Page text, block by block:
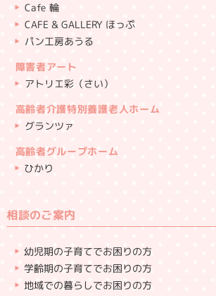
Cafe 輪
CAFE & GALLERY ほっぷ
パン工房あうる
障害者アート
アトリエ彩（さい）
高齢者介護特別養護老人ホーム
グランツァ
高齢者グループホーム
ひかり
相談のご案内
幼児期の子育てでお困りの方
学齢期の子育てでお困りの方
地域での暮らしでお困りの方